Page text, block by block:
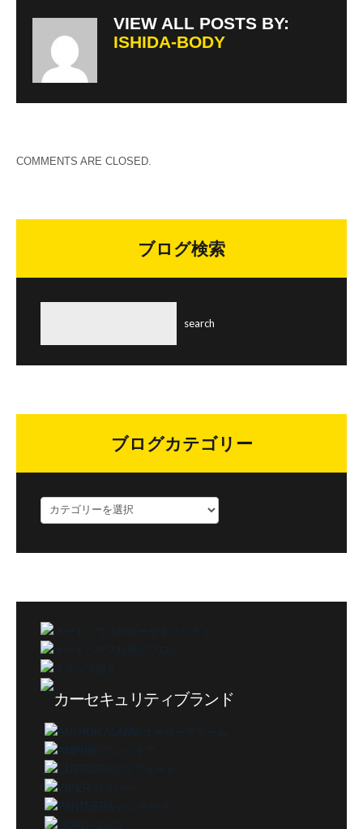
VIEW ALL POSTS BY:
ISHIDA-BODY
COMMENTS ARE CLOSED.
ブログ検索
ブログカテゴリー
ロ
ー